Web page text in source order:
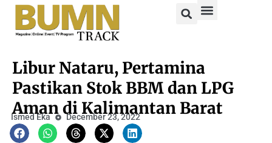
Libur Nataru, Pertamina
Pastikan Stok BBM dan LPG
Aman di Kalimantan Barat
Ismed Eka December 23, 2022